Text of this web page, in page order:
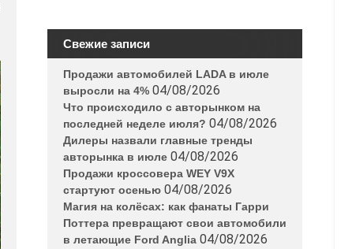
Свежие записи
Продажи автомобилей LADA в июле
выросли на 4% 04/08/2026
Что происходило с авторынком на
последней неделе июля? 04/08/2026
Дилеры назвали главные тренды
авторынка в июле 04/08/2026
Продажи кроссовера WEY V9X
стартуют осенью 04/08/2026
Магия на колёсах: как фанаты Гарри
Поттера превращают свои автомобили
в летающие Ford Anglia 04/08/2026